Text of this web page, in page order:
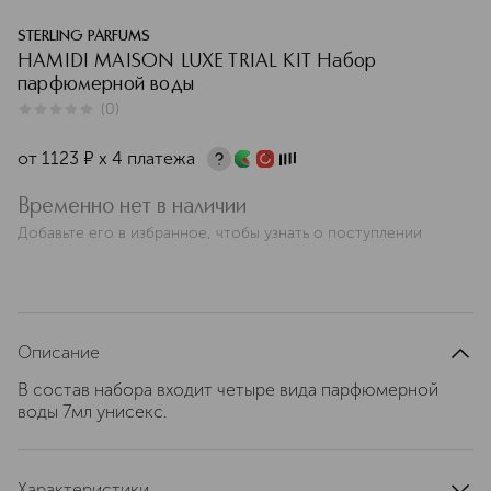
STERLING PARFUMS
HAMIDI MAISON LUXE TRIAL KIT Набор
парфюмерной воды
(0)
от 1123 ¤ х 4 платежа
Временно нет в наличии
Добавьте его в избранное, чтобы узнать о поступлении
Описание
В состав набора входит четыре вида парфюмерной
воды 7мл унисекс.